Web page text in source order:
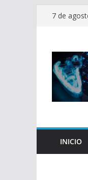
Saltar7 de
INICIO